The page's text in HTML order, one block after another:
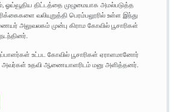
திட்டத்தை முழுமையாக அமல்படுத்த
வலியுறுத்தி பெரம்பலூரில் உள்ள இந்து
அலுவலகம் முன்பு கிராம கோவில் பூசாரிகள்
உட்பட கோவில் பூசாரிகள் ஏராளமானோர்
அவர்கள் உதவி ஆணையாளரிடம் மனு அளித்தனர்.